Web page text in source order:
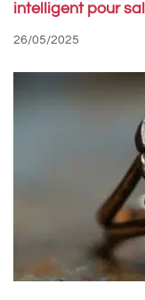
intelligent pour
26/05/2025